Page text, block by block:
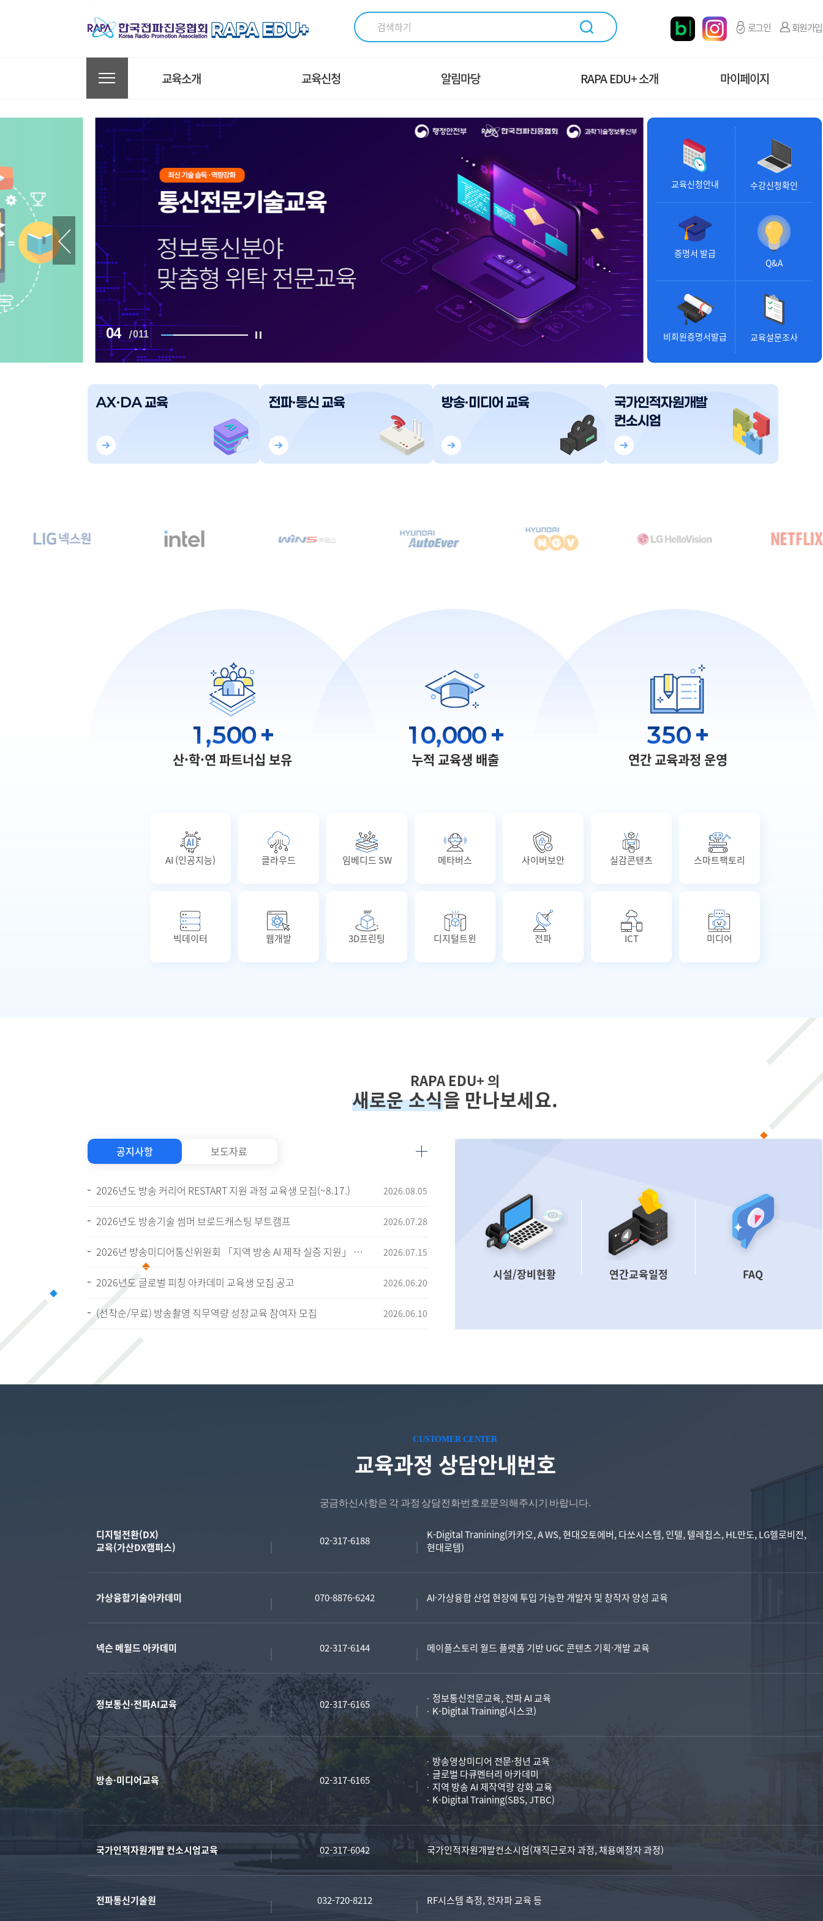
로그인 회원가입
교육소개
AXㆍDX 교육
전파ㆍ통신 교육
방송ㆍ미디어 교육
국가인적자원개발컨소시엄
교육신청
AXㆍDX 교육
국가인적자원개발컨소시엄
알림마당
교육신청 안내
공지사항
RAPA EDU+ 소개
조직도 및 연락처
마이페이지
마이페이지 메인
증명서 발급현황
나의 문의내역
개인정보 관리
05 011
교육신청안내 수강신청확인
증명서 발급
Q&A
비회원증명서발급 교육설문조사
AX·DA 교육 전파·통신 교육 방송·미디어 교육
국가인적자원개발
컨소시엄
1,500+
산·학·연 파트너십 보유
10,000+
누적 교육생 배출
350+
연간 교육과정 운영
AI (인공지능) 클라우드 임베디드 SW 메타버스 사이버보안 실감콘텐츠 스마트팩토리
빅데이터 웹개발 3D프린팅 디지털트윈 전파 ICT 미디어
RAPA EDU+ 의
새로운 소식을 만나보세요.
공지사항 보도자료
2026년도 방송 커리어 RESTART 지원 과정 교육생 모집(~8.17.) 2026.08.05
2026년도 방송기술 썸머 브로드캐스팅 부트캠프 2026.07.28
2026년 방송미디어통신위원회 「지역 방송 AI 제작 실증 지원」 사업자 모집 공고 2026.07.15
2026년도 글로벌 피칭 아카데미 교육생 모집 공고 2026.06.20
(선착순/무료) 방송촬영 직무역량 성장교육 참여자 모집 2026.06.10
시설/장비현황 연간교육일정 FAQ
CUSTOMER CENTER
교육과정 상담안내번호
궁금하신사항은 각 과정 상담전화번호로문의해주시기 바랍니다.
디지털전환(DX)
교육(가산DX캠퍼스)
02-317-6188
K-Digital Tranining(카카오, A WS, 현대오토에버, 다쏘시스템, 인텔, 텔레칩스, HL만도, LG헬로비전,
현대로템)
가상융합기술아카데미 070-8876-6242 AI·가상융합 산업 현장에 투입 가능한 개발자 및 창작자 양성 교육
넥슨 메월드 아카데미 02-317-6144 메이플스토리 월드 플랫폼 기반 UGC 콘텐츠 기획·개발 교육
정보통신·전파AI교육 02-317-6165
정보통신전문교육, 전파 AI 교육
K-Digital Training(시스코)
방송·미디어교육 02-317-6165
방송영상미디어 전문·청년 교육
글로벌 다큐멘터리 아카데미
지역 방송 AI 제작역량 강화 교육
K-Digital Training(SBS, JTBC)
국가인적자원개발 컨소시엄교육 02-317-6042 국가인적자원개발컨소시엄(재직근로자 과정, 채용예정자 과정)
전파통신기술원 032-720-8212 RF시스템 측정, 전자파 교육 등